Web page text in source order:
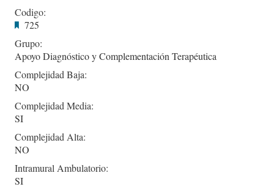
Codigo:
725
Grupo:
Apoyo Diagnóstico y Complementación Terapéutica
Complejidad Baja:
NO
Complejidad Media:
SI
Complejidad Alta:
NO
Intramural Ambulatorio:
SI